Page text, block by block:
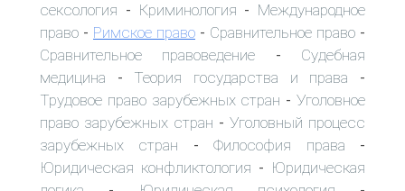
сексология - Криминология - Международное
право - Римское право - Сравнительное право -
Сравнительное правоведение - Судебная
медицина - Теория государства и права -
Трудовое право зарубежных стран -Уголовное
право зарубежных стран - Уголовный процесс
зарубежных стран -Философия права -
Юридическая конфликтология - Юридическая